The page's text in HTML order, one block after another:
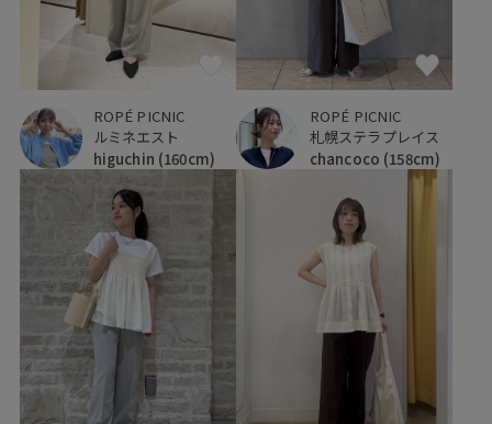
ROPÉ PICNIC
ルミネエスト
higuchin (160cm)
ROPÉ PICNIC
札幌ステラプレイス
chancoco (158cm)